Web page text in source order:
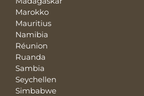
Marokko
Mauritius
Namibia
Réunion
Ruanda
Sambia
Seychellen
Simbabwe